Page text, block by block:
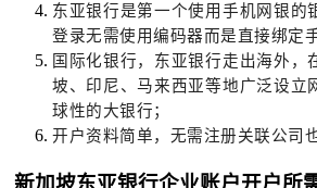
东亚银行是第一个使用手机网银的
登录无需使用编码器而是直接绑定
国际化银行，东亚银行走出海外，
坡、印尼、马来西亚等地广泛设立
球性的大银行；
开户资料简单，无需注册关联公司